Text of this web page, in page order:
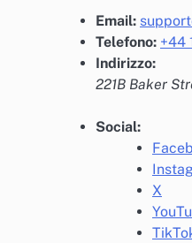
Email:
Telefono: +44
Indirizzo:
221B Baker
Social:
X